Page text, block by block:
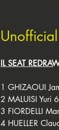
IL SEAT
1 GHIZAOUI
2 MALUISI Yuri
3 FIORDELLI
4 HUELLER